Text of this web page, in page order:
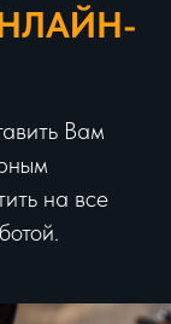
Вам
на все